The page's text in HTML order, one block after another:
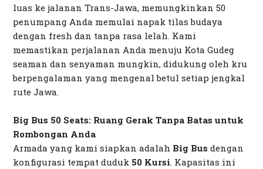
luas ke jalanan Trans-Jawa, memungkinkan 50
penumpang Anda memulai napak tilas budaya
dengan fresh dan tanpa rasa lelah. Kami
memastikan perjalanan Anda menuju Kota Gudeg
seaman dan senyaman mungkin, didukung oleh kru
berpengalaman yang mengenal betul setiap jengkal
rute Jawa.
Big Bus 50 Seats: Ruang Gerak Tanpa Batas untuk
Rombongan Anda
Armada yang kami siapkan adalah Big Bus dengan
konfigurasi tempat duduk 50 Kursi. Kapasitas ini